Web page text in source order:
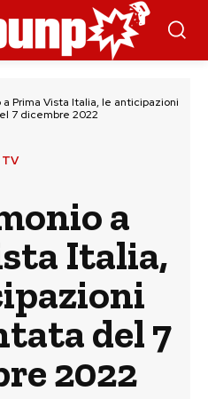
Prima Vista Italia, le anticipazioni
7 dicembre 2022
TV
a
Italia,
del 7
2022